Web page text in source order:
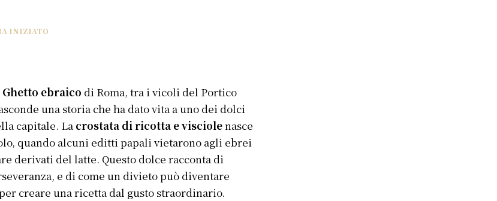
INIZIATO
Ghetto ebraico di Roma, tra i vicoli del Portico
una storia che ha dato vita a uno dei dolci
capitale. La crostata di ricotta e visciolenasce
quando alcuni editti papali vietarono agli ebrei
derivati del latte. Questo dolce racconta di
e di come un divieto può diventare
creare una ricetta dal gusto straordinario.